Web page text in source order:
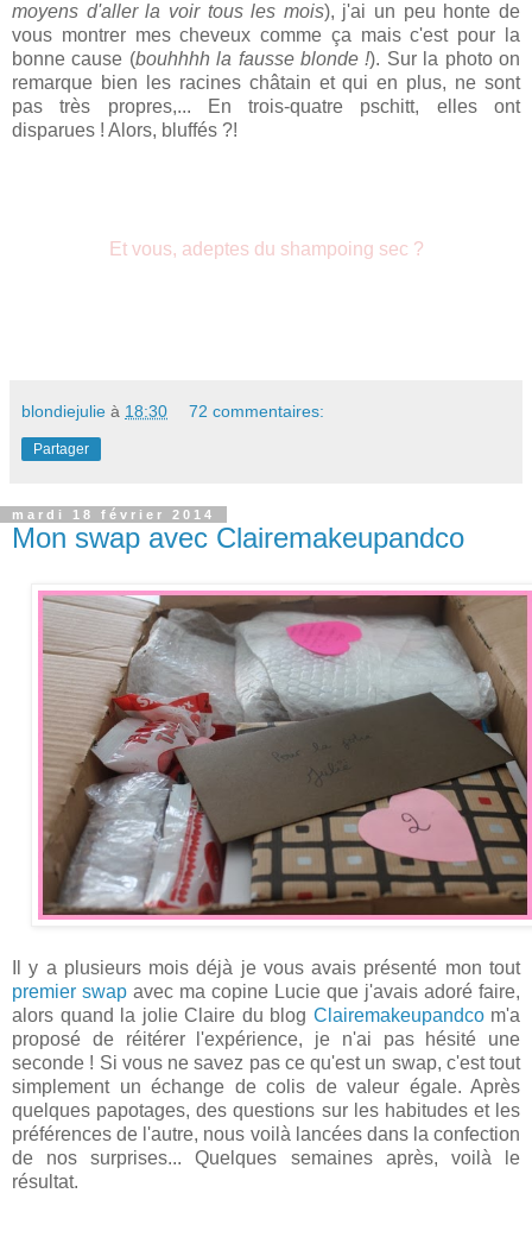
moyens d'aller la voir tous les mois), j'ai un peu honte de
vous montrer mes cheveux comme ça mais c'est pour la
bonne cause (bouhhhh la fausse blonde !). Sur la photo on
remarque bien les racines châtain et qui en plus, ne sont
pas très propres,... En trois-quatre pschitt, elles ont
disparues ! Alors, bluffés ?!
Et vous, adeptes du shampoing sec ?
blondiejulie à 18:30 72 commentaires:
Partager
mardi 18 février 2014
Mon swap avec Clairemakeupandco
Il y a plusieurs mois déjà je vous avais présenté mon tout
premier swap avec ma copine Lucie que j'avais adoré faire,
alors quand la jolie Claire du blog Clairemakeupandcom'a
proposé de réitérer l'expérience, je n'ai pas hésité une
seconde ! Si vous ne savez pas ce qu'est un swap, c'est tout
simplement un échange de colis de valeur égale. Après
quelques papotages, des questions sur les habitudes et les
préférences de l'autre, nous voilà lancées dans la confection
de nos surprises... Quelques semaines après, voilà le
résultat.